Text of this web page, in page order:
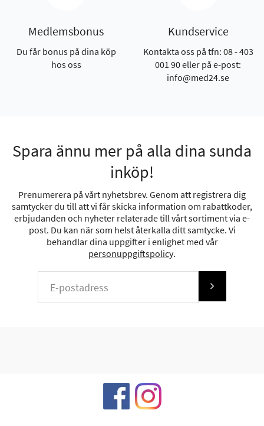
Medlemsbonus
Du får bonus på dina köp
hos oss
Kundservice
Kontakta oss på tfn: 08 - 403
001 90 eller på e-post:
info@med24.se
Spara ännu mer på alla dina sunda
inköp!
Prenumerera på vårt nyhetsbrev. Genom att registrera dig
samtycker du till att vi får skicka information om rabattkoder,
erbjudanden och nyheter relaterade till vårt sortiment via e-
post. Du kan när som helst återkalla ditt samtycke. Vi
behandlar dina uppgifter i enlighet med vår
personuppgiftspolicy.